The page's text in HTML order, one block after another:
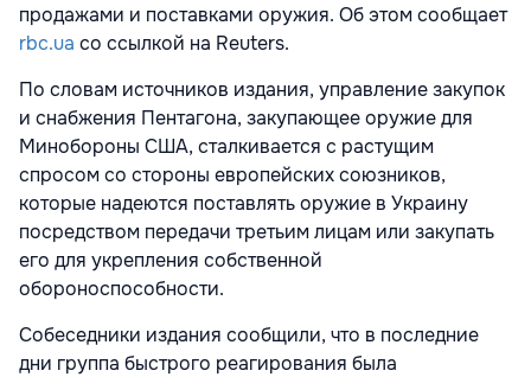
продажами и поставками оружия. Об этом сообщает
rbc.ua со ссылкой на Reuters.
По словам источников издания, управление закупок
и снабжения Пентагона, закупающее оружие для
Минобороны США, сталкивается с растущим
спросом со стороны европейских союзников,
которые надеются поставлять оружие в Украину
посредством передачи третьим лицам или закупать
его для укрепления собственной
обороноспособности.
Собеседники издания сообщили, что в последние
дни группа быстрого реагирования была